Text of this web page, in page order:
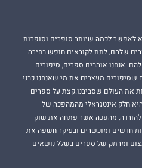
לאפשר לכמה שיותר סופרים וסופרות
שלהם, לתת לקוראים חופש בחירה
אנחנו אוהבים ספרים, סיפורים
שסיפורים מעצבים את מי שאנחנו כבני
את העולם שסביבנו.קצת על ספרים
היא חלק אינטגראלי מהמהפכה של
להורדה, מהפכה אשר פתחה את שוק
חדשים ומוכשרים ובעיקר חשפה את
ומרתק של ספרים בשלל נושאים